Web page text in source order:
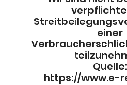
einer
Quelle:
https://www.e-